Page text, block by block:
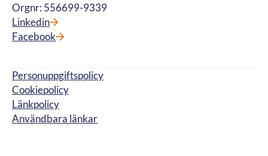
Orgnr: 556699-9339
Linkedin
Facebook
Personuppgiftspolicy
Cookiepolicy
Länkpolicy
Användbara länkar